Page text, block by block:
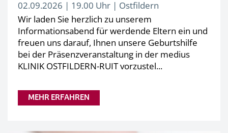
02.09.2026 | 19.00 Uhr | Ostfildern
Wir laden Sie herzlich zu unserem
Informationsabend für werdende Eltern ein und
freuen uns darauf, Ihnen unsere Geburtshilfe
bei der Präsenzveranstaltung in der medius
KLINIK OSTFILDERN-RUIT vorzustel...
MEHR ERFAHREN